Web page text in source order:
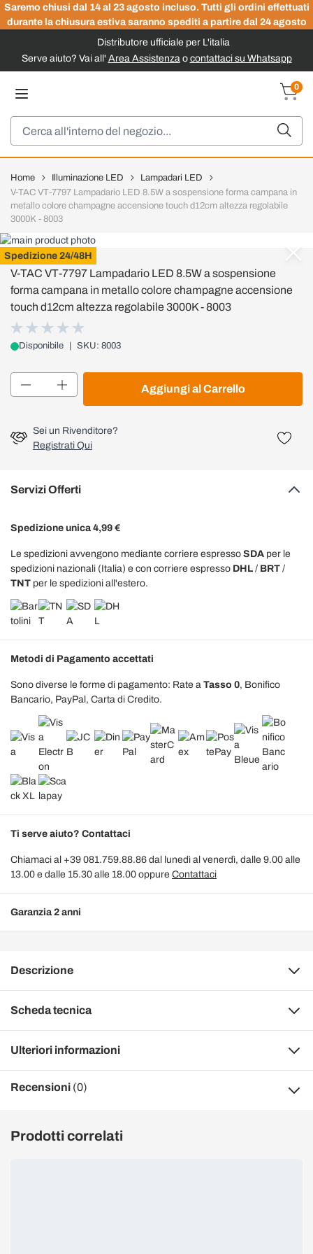
Saremo chiusi dal 14 al 23 agosto incluso. Tutti gli ordini effettuati
durante la chiusura estiva saranno spediti a partire dal 24 agosto
Distributore ufficiale per L'italia
Serve aiuto? Vai all' Area Assistenzao contattaci su Whatsapp
0
Home Illuminazione LED
Lampadari LED
V-TAC VT-7797 Lampadario LED 8.5W a sospensione forma campana in
metallo colore champagne accensione touch d12cm altezza regolabile
3000K - 8003
Spedizione 24/48H
V-TAC
V-TAC VT-7797 Lampadario LED 8.5W a sospensione
forma campana in metallo colore champagne accensione
touch d12cm altezza regolabile 3000K - 8003
Disponibile SKU: 8003
Aggiungi al Carrello
Sei un Rivenditore?
Registrati Qui
Servizi Offerti
Spedizione unica 4,99 €
Le spedizioni avvengono mediante corriere espresso SDA per le
spedizioni nazionali (Italia) e con corriere espresso DHL / BRT /
TNT per le spedizioni all'estero.
Metodi di Pagamento accettati
Sono diverse le forme di pagamento: Rate a Tasso 0, Bonifico
Bancario, PayPal, Carta di Credito.
Ti serve aiuto? Contattaci
Chiamaci al +39 081.759.88.86 dal lunedì al venerdì, dalle 9.00 alle
13.00 e dalle 15.30 alle 18.00 oppure Contattaci
Garanzia 2 anni
Descrizione
Scheda tecnica
Ulteriori informazioni
Recensioni (0)
Prodotti correlati